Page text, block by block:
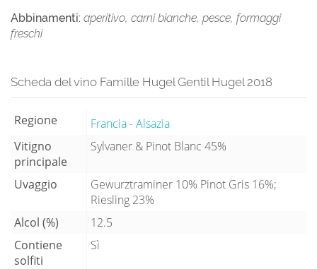
Abbinamenti: aperitivo, carni bianche, pesce, formaggi
freschi
Scheda del vino Famille Hugel Gentil Hugel 2018
Regione
Francia - Alsazia
Vitigno
principale
Sylvaner & Pinot Blanc 45%
Uvaggio
Gewurztraminer 10% Pinot Gris 16%;
Riesling 23%
Alcol (%)
12.5
Contiene
solfiti
Sì